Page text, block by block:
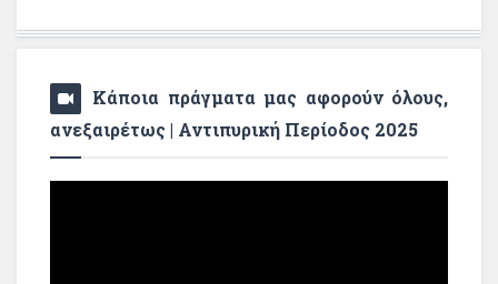
Κάποια πράγματα μας αφορούν όλους,
ανεξαιρέτως | Αντιπυρική Περίοδος 2025